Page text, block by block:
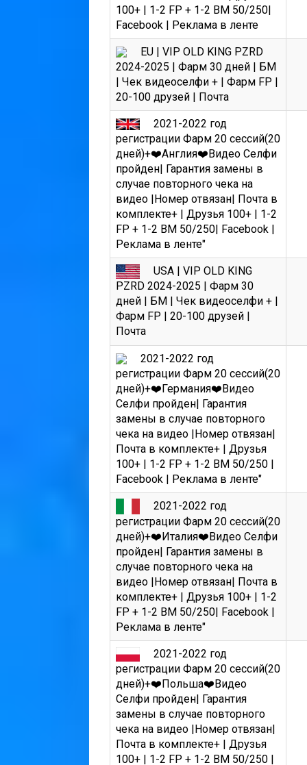
100+ | 1-2 FP + 1-2 BM 50/250|
Facebook | Реклама в ленте
EU | VIP OLD KING PZRD
2024-2025 | Фарм 30 дней | БМ
| Чек видеоселфи + | Фарм FP |
20-100 друзей | Почта
2021-2022 год
регистрации Фарм 20 сессий(20
дней)+❤️Англия❤️Видео Селфи
пройден| Гарантия замены в
случае повторного чека на
видео |Номер отвязан| Почта в
комплекте+ | Друзья 100+ | 1-2
FP + 1-2 BM 50/250| Facebook |
Реклама в ленте"
USA | VIP OLD KING
PZRD 2024-2025 | Фарм 30
дней | БМ | Чек видеоселфи + |
Фарм FP | 20-100 друзей |
Почта
2021-2022 год
регистрации Фарм 20 сессий(20
дней)+❤️Германия❤️Видео
Селфи пройден| Гарантия
замены в случае повторного
чека на видео |Номер отвязан|
Почта в комплекте+ | Друзья
100+ | 1-2 FP + 1-2 BM 50/250 |
Facebook | Реклама в ленте"
2021-2022 год
регистрации Фарм 20 сессий(20
дней)+❤️Италия❤️Видео Селфи
пройден| Гарантия замены в
случае повторного чека на
видео |Номер отвязан| Почта в
комплекте+ | Друзья 100+ | 1-2
FP + 1-2 BM 50/250| Facebook |
Реклама в ленте"
2021-2022 год
регистрации Фарм 20 сессий(20
дней)+❤️Польша❤️Видео
Селфи пройден| Гарантия
замены в случае повторного
чека на видео |Номер отвязан|
Почта в комплекте+ | Друзья
100+ | 1-2 FP + 1-2 BM 50/250 |